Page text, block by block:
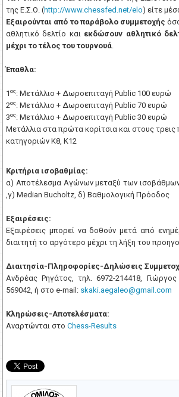
της Ε.Σ.Ο. (http://www.chessfed.net/elo) είτε
Εξαιρούνται από το παράβολο συμμετοχής
αθλητικό δελτίο και εκδώσουν αθλητικό
μέχρι το τέλος του τουρνουά.
Έπαθλα:
1ος: Μετάλλιο + Δωροεπιταγή Public 100 ευρώ
2ος: Μετάλλιο + Δωροεπιταγή Public 70 ευρώ
3ος: Μετάλλιο + Δωροεπιταγή Public 30 ευρώ
Μετάλλια στα πρώτα κορίτσια και στους
κατηγοριών Κ8, Κ12
Κριτήρια ισοβαθμίας:
α) Αποτέλεσμα Αγώνων μεταξύ των
,γ) Μedian Bucholtz, δ) Βαθμολογική Πρόοδος
Εξαιρέσεις:
Εξαιρέσεις μπορεί να δοθούν μετά από
διαιτητή το αργότερο μέχρι τη λήξη του
Διαιτησία-Πληροφορίες-Δηλώσεις
Ανδρέας Ρηγάτος, τηλ. 6972-214418,
569042, ή στο e-mail : skaki.aegaleo@gmail .com
Κληρώσεις-Αποτελέσματα:
Αναρτώνται στο Chess-Results